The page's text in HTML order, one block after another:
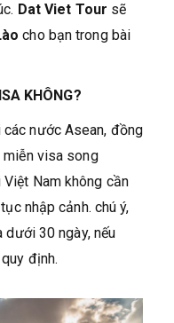
Dat Viet Tour sẽ
cho bạn trong bài
KHÔNG?
các nước Asean, đồng
miễn visa song
Nam không cần
nhập cảnh. chú ý,
dưới 30 ngày, nếu
định.